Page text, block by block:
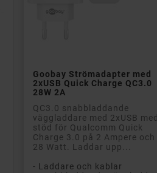
Goobay Strömadapter med
2xUSB Quick Charge QC3.0
28W 2A
QC3.0 snabbladdande
väggladdare med 2xUSB med
stöd för Qualcomm Quick
Charge 3.0 på 2 Ampere och
28 Watt. Laddar upp...
- Laddare och kablar